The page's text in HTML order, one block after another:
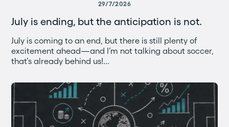
29/7/2026
July is ending, but the anticipation is not.
July is coming to an end, but there is still plenty of
excitement ahead—and I’m not talking about soccer,
that’s already behind us!...